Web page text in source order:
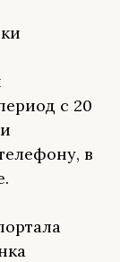
с 20
в